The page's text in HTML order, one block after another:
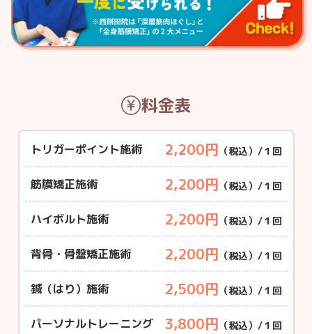
料金表
トリガーポイント施術 2,200円 （税込）/１回
筋膜矯正施術 2,200円 （税込）/１回
ハイボルト施術 2,200円 （税込）/１回
背骨・骨盤矯正施術 2,200円 （税込）/１回
鍼（はり）施術 2,500円 （税込）/１回
パーソナルトレーニング 3,800円 （税込）/１回